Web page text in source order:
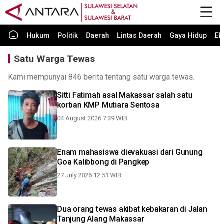
Hukum Politik Daerah Lintas Daerah Gaya Hidup
Satu Warga Tewas
Kami mempunyai 846 berita tentang satu warga tewas.
Sitti Fatimah asal Makassar salah satu
korban KMP Mutiara Sentosa
04 August 2026 7:39 WIB
Enam mahasiswa dievakuasi dari Gunung
Goa Kalibbong di Pangkep
27 July 2026 12:51 WIB
Dua orang tewas akibat kebakaran di Jalan
Tanjung Alang Makassar